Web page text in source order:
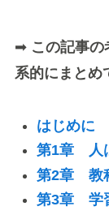
➡ この記事
系的にまとめ
はじめに
第1章 人
第2章 教
第3章 学